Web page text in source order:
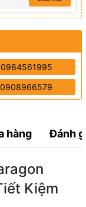
0984561995
0908966579
hàng Đánh
Kiệm